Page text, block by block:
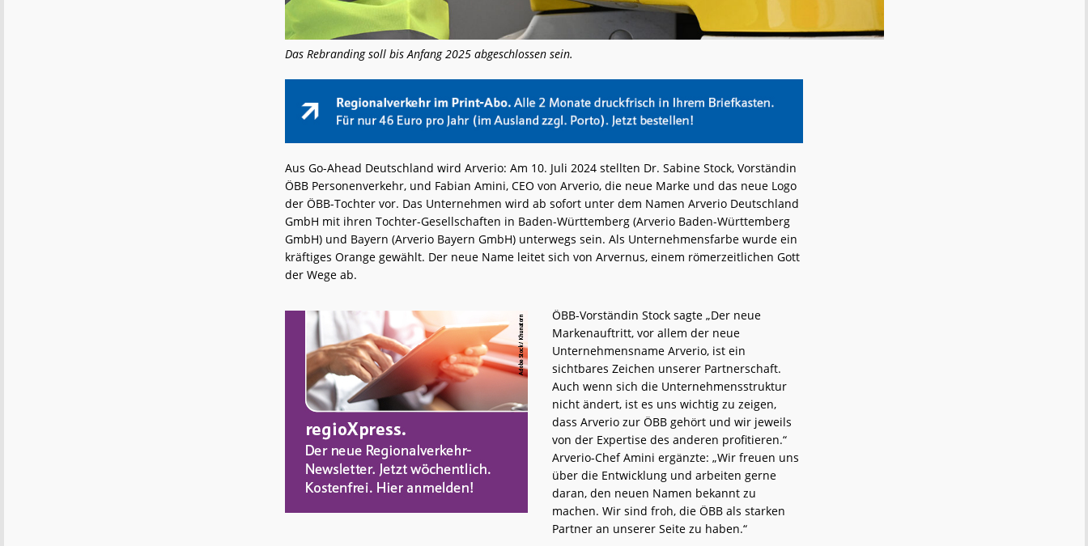
Das Rebranding soll bis Anfang 2025 abgeschlossen sein.
Aus Go-Ahead Deutschland wird Arverio: Am 10. Juli 2024 stellten Dr. Sabine Stock, Vorständin
ÖBB Personenverkehr, und Fabian Amini, CEO von Arverio, die neue Marke und das neue Logo
der ÖBB-Tochter vor. Das Unternehmen wird ab sofort unter dem Namen Arverio Deutschland
GmbH mit ihren Tochter-Gesellschaften in Baden-Württemberg (Arverio Baden-Württemberg
GmbH) und Bayern (Arverio Bayern GmbH) unterwegs sein. Als Unternehmensfarbe wurde ein
kräftiges Orange gewählt. Der neue Name leitet sich von Arvernus, einem römerzeitlichen Gott
der Wege ab.
ÖBB-Vorständin Stock sagte „Der neue
Markenauftritt, vor allem der neue
Unternehmensname Arverio, ist ein
sichtbares Zeichen unserer Partnerschaft.
Auch wenn sich die Unternehmensstruktur
nicht ändert, ist es uns wichtig zu zeigen,
dass Arverio zur ÖBB gehört und wir jeweils
von der Expertise des anderen profitieren.“
Arverio-Chef Amini ergänzte: „Wir freuen uns
über die Entwicklung und arbeiten gerne
daran, den neuen Namen bekannt zu
machen. Wir sind froh, die ÖBB als starken
Partner an unserer Seite zu haben.“